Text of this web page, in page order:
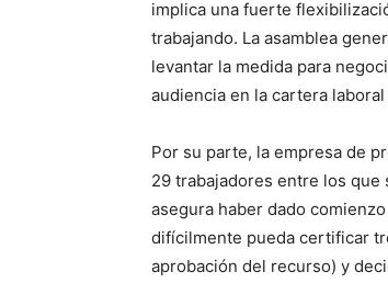
implica una fuerte
trabajando. La asamblea
levantar la medida para
audiencia en la cartera
Por su parte, la empresa de
29 trabajadores entre los que
asegura haber dado
difícilmente pueda certificar
aprobación del recurso) y